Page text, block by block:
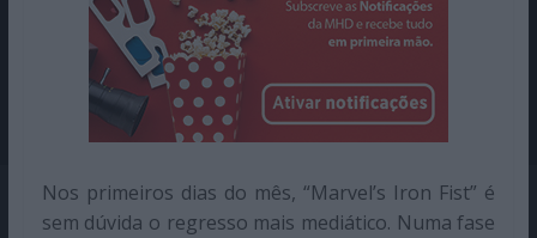
Nos primeiros dias do mês, “Marvel’s Iron Fist” é
sem dúvida o regresso mais mediático. Numa fase